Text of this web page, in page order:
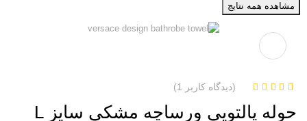
مشاهده همه نتایج
امتیاز
مشتری
(دیدگاه کاربر 1
)
حوله پالتویی ورساچه مشکی سایز L